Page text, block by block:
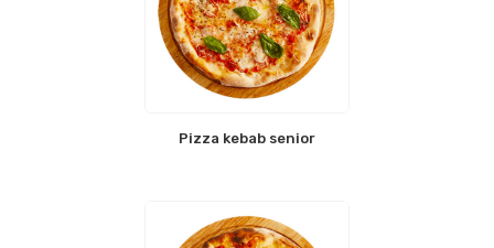
Pizza kebab senior